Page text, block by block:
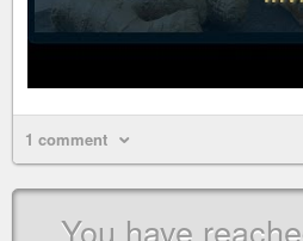
1 comment
You have